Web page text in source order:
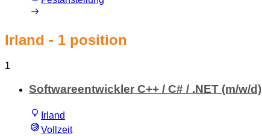
Irland - 1 position
1
Softwareentwickler C++ / C# / .NET (m/w/d)
Irland
Vollzeit